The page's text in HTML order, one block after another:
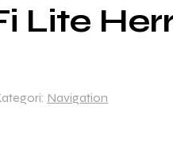
Lite
Navigation